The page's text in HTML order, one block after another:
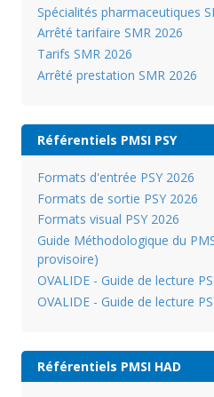
Spécialités pharmaceutiques
Arrêté tarifaire SMR 2026
Tarifs SMR 2026
Arrêté prestation SMR 2026
Référentiels PMSI PSY
Formats d'entrée PSY 2026
Formats de sortie PSY 2026
Formats visual PSY 2026
Guide Méthodologique du
provisoire)
OVALIDE - Guide de lecture
OVALIDE - Guide de lecture
Référentiels PMSI HAD